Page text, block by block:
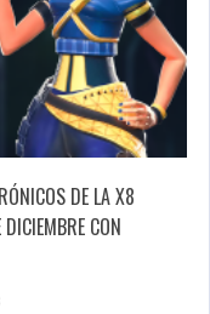
DE LA X8
CON